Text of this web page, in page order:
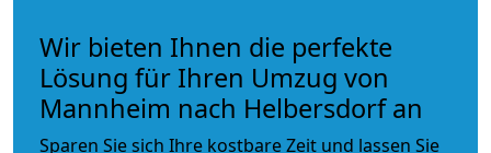
Wir bieten Ihnen die perfekte
Lösung für Ihren Umzug von
Mannheim nach Helbersdorf an
Sparen Sie sich Ihre kostbare Zeit und lassen Sie